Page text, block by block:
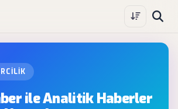
ile Analitik Haberler